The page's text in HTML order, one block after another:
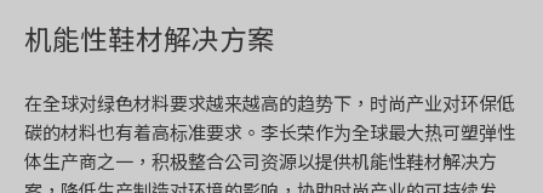
机能性鞋材解决方案
在全球对绿色材料要求越来越高的趋势下，时尚产业对环保低
碳的材料也有着高标准要求。李长荣作为全球最大热可塑弹性
体生产商之一，积极整合公司资源以提供机能性鞋材解决方